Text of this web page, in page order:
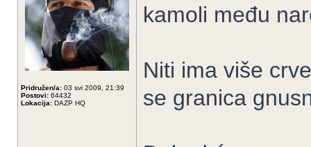
Pridružen/a: 03 svi 2009, 21:39
Postovi: 64432
Lokacija: DAZP HQ
kamoli među
Niti ima više
se granica